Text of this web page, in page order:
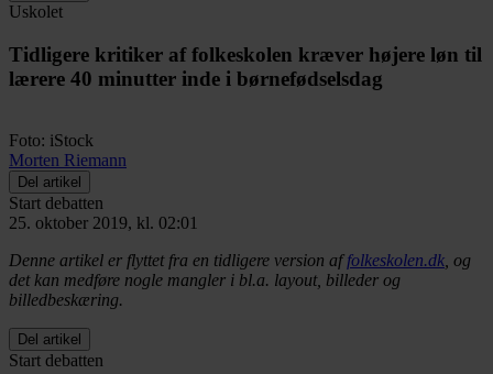
Uskolet
Tidligere kritiker af folkeskolen kræver højere løn til
lærere 40 minutter inde i børnefødselsdag
Foto: iStock
Morten Riemann
Del artikel
Start debatten
25. oktober 2019, kl. 02:01
Denne artikel er flyttet fra en tidligere version affolkeskolen.dk, og
det kan medføre nogle mangler i bl.a. layout, billeder og
billedbeskæring.
Del artikel
Start debatten